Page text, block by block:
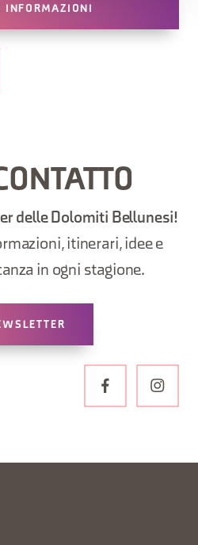
INFORMAZIONI
delle Dolomiti Bellunesi!
itinerari, idee e
in ogni stagione.